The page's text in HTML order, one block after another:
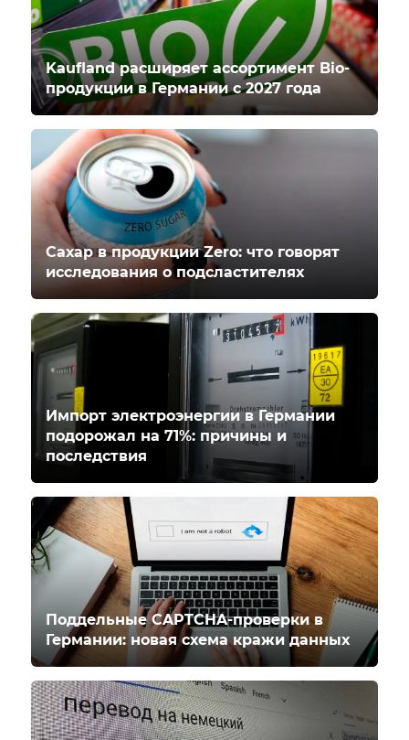
Kaufland расширяет ассортимент Bio-
продукции в Германии с 2027 года
Сахар в продукции Zero: что говорят
исследования о подсластителях
Импорт электроэнергии в Германии
подорожал на 71%: причины и
последствия
Поддельные CAPTCHA-проверки в
Германии: новая схема кражи данных